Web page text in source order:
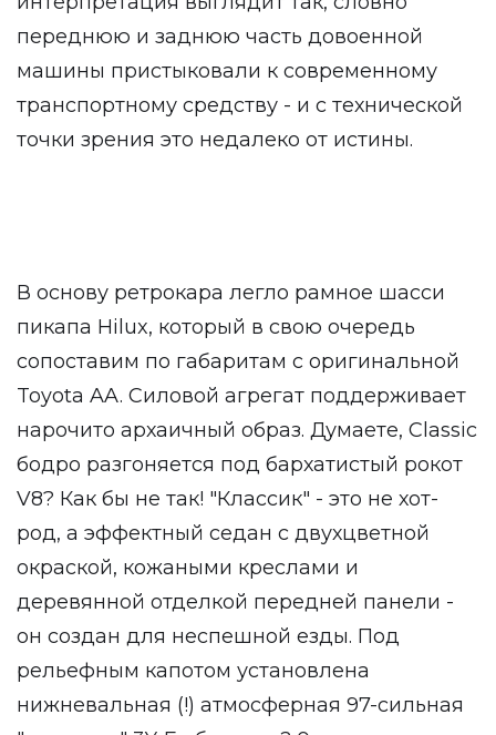
переднюю и заднюю часть довоенной
машины пристыковали к современному
транспортному средству - и с технической
точки зрения это недалеко от истины.
В основу ретрокара легло рамное шасси
пикапа Hilux, который в свою очередь
сопоставим по габаритам с оригинальной
Toyota AA. Силовой агрегат поддерживает
нарочито архаичный образ. Думаете, Classic
бодро разгоняется под бархатистый рокот
V8? Как бы не так! "Классик" - это не хот-
род, а эффектный седан с двухцветной
окраской, кожаными креслами и
деревянной отделкой передней панели -
он создан для неспешной езды. Под
рельефным капотом установлена
нижневальная (!) атмосферная 97-сильная